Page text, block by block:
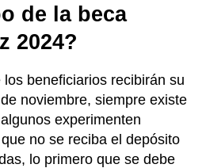
de la beca
2024?
beneficiarios recibirán su
noviembre, siempre existe
experimenten
no se reciba el depósito
lo primero que se debe